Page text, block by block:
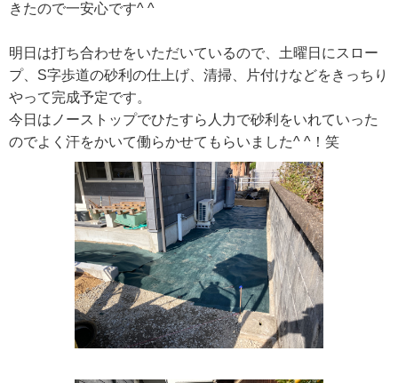
きたので一安心です^ ^
明日は打ち合わせをいただいているので、土曜日にスロー
プ、S字歩道の砂利の仕上げ、清掃、片付けなどをきっちり
やって完成予定です。
今日はノーストップでひたすら人力で砂利をいれていった
のでよく汗をかいて働らかせてもらいました^ ^！笑